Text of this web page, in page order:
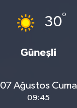
30°
Güneşli
07 Ağustos Cuma
09:45